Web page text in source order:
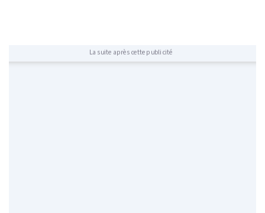
La suite après cette publicité